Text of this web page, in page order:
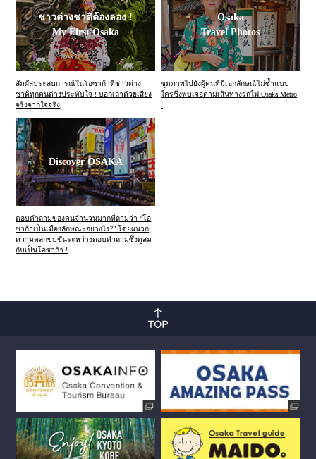
ชาวต่างชาติต้องลอง !
My First Osaka
สัมผัสประสบการณ์ในโอซาก้าที่ชาวต่าง
ชาติทุกคนต่างประทับใจ ! บอกเล่าด้วยเสียง
จริงจากใจจริง
Osaka
Travel Photos
ซูมภาพไปยังผู้คนที่มีเอกลักษณ์ไม่ซ้ำแบบ
ใครซึ่งพบเจอตามเส้นทางรถไฟ Osaka Metro
!
Discover OSAKA
ตอบคำถามของคนจำนวนมากที่ถามว่า “โอ
ซาก้าเป็นเมืองลักษณะอย่างไร?” โดยผนวก
ความตลกขบขันระหว่างตอบคำถามซึ่งดูสม
กับเป็นโอซาก้า !